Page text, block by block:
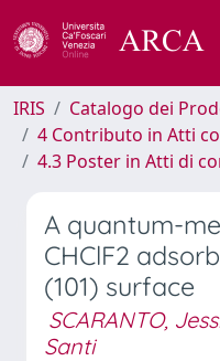
IRIS
Catalogo dei
4 Contributo in Atti
4.3 Poster in Atti di
A quantum-
CHClF2
(101) surface
SCARANTO,
Santi